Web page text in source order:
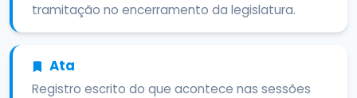
tramitação no encerramento da legislatura.
Ata
Registro escrito do que acontece nas sessões